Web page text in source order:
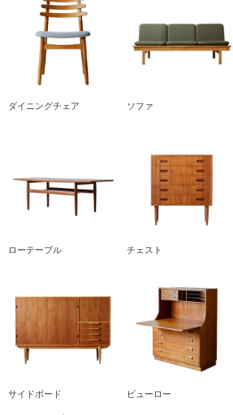
ダイニングチェア ソファ
ローテーブル チェスト
サイドボード ビューロー